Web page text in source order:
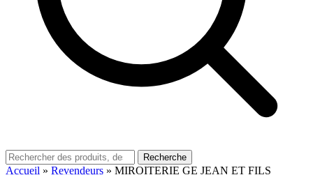
Recherche
Accueil » Revendeurs » MIROITERIE GE JEAN ET FILS